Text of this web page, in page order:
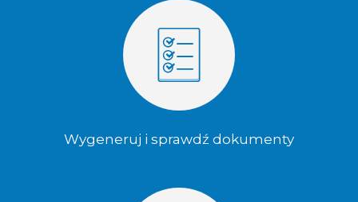
Wygeneruj i sprawdź dokumenty